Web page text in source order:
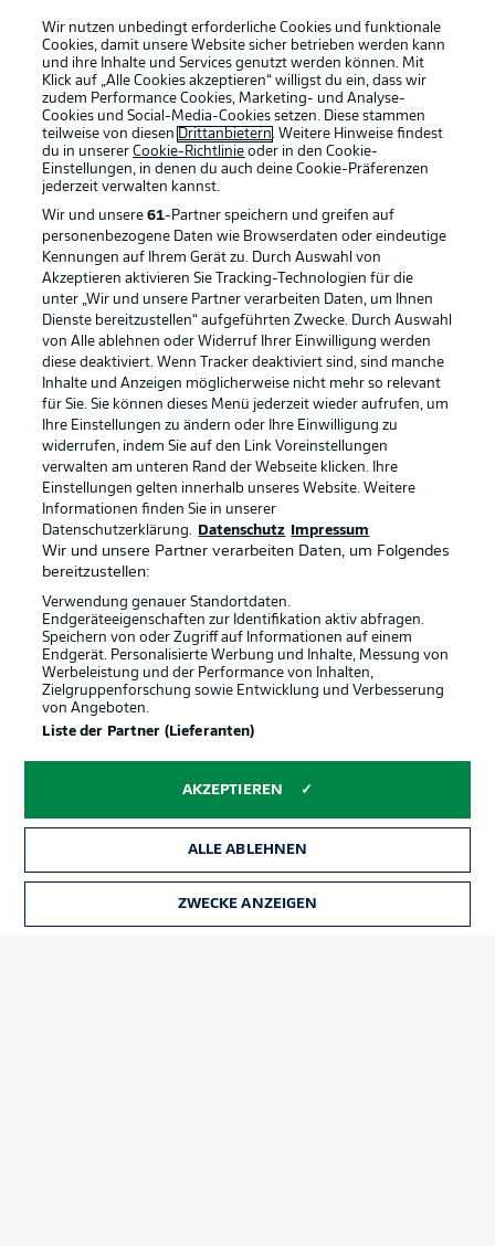
Football as it's meant to be
BUNDESLIGA APP
Offizielle Partner
Rechtliche Hinweise Voreinstellungen verwalten
Datenschutz Nutzungsbedingungen
Kontakt
Liveticker
AGB
Wir nutzen unbedingt erforderliche Cookies und funktionale
Cookies, damit unsere Website sicher betrieben werden kann
und ihre Inhalte und Services genutzt werden können. Mit
Klick auf „Alle Cookies akzeptieren“ willigst du ein, dass wir
zudem Performance Cookies, Marketing- und Analyse-
Cookies und Social-Media-Cookies setzen. Diese stammen
teilweise von diesen Drittanbietern. Weitere Hinweise findest
du in unsererCookie-Richtlinie oder in den Cookie-
Einstellungen, in denen du auch deine Cookie-Präferenzen
jederzeit verwalten kannst.
Wir und unsere61-Partner speichern und greifen auf
personenbezogene Daten wie Browserdaten oder eindeutige
Kennungen auf Ihrem Gerät zu. Durch Auswahl von
Akzeptieren aktivieren Sie Tracking-Technologien für die
unter „Wir und unsere Partner verarbeiten Daten, um Ihnen
Dienste bereitzustellen“ aufgeführten Zwecke. Durch Auswahl
von Alle ablehnen oder Widerruf Ihrer Einwilligung werden
diese deaktiviert. Wenn Tracker deaktiviert sind, sind manche
Inhalte und Anzeigen möglicherweise nicht mehr so relevant
für Sie. Sie können dieses Menü jederzeit wieder aufrufen, um
Ihre Einstellungen zu ändern oder Ihre Einwilligung zu
widerrufen, indem Sie auf den Link Voreinstellungen
verwalten am unteren Rand der Webseite klicken. Ihre
Einstellungen gelten innerhalb unseres Website. Weitere
Informationen finden Sie in unserer
Datenschutzerklärung.
Datenschutz Impressum
Wir und unsere Partner verarbeiten Daten, um Folgendes
bereitzustellen:
Verwendung genauer Standortdaten.
Endgeräteeigenschaften zur Identifikation aktiv abfragen.
Speichern von oder Zugriff auf Informationen auf einem
Endgerät. Personalisierte Werbung und Inhalte, Messung von
Werbeleistung und der Performance von Inhalten,
Zielgruppenforschung sowie Entwicklung und Verbesserung
von Angeboten.
Liste der Partner (Lieferanten)
AKZEPTIEREN
ALLE ABLEHNEN
ZWECKE ANZEIGEN